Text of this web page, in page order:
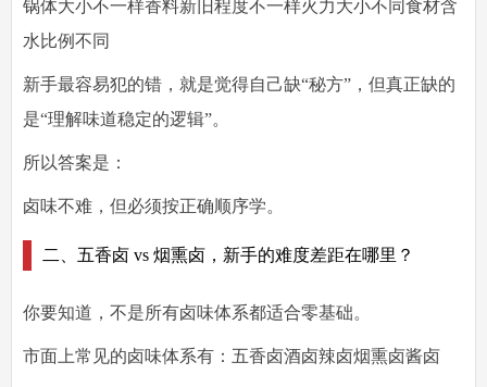
锅体大小不一样香料新旧程度不一样火力大小不同食材含
水比例不同
新手最容易犯的错，就是觉得自己缺“秘方”，但真正缺的
是“理解味道稳定的逻辑”。
所以答案是：
卤味不难，但必须按正确顺序学。
二、五香卤 vs 烟熏卤，新手的难度差距在哪里？
你要知道，不是所有卤味体系都适合零基础。
市面上常见的卤味体系有：五香卤酒卤辣卤烟熏卤酱卤